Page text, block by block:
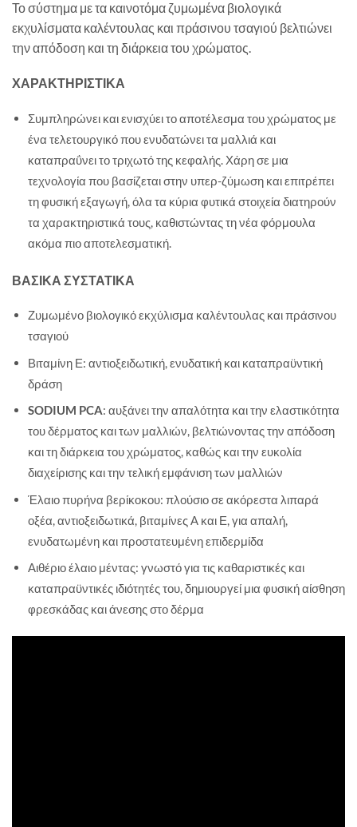
Το σύστημα με τα καινοτόμα ζυμωμένα βιολογικά
εκχυλίσματα καλέντουλας και πράσινου τσαγιού βελτιώνει
την απόδοση και τη διάρκεια του χρώματος.
ΧΑΡΑΚΤΗΡΙΣΤΙΚΑ
Συμπληρώνει και ενισχύει το αποτέλεσμα του χρώματος με
ένα τελετουργικό που ενυδατώνει τα μαλλιά και
καταπραΰνει το τριχωτό της κεφαλής. Χάρη σε μια
τεχνολογία που βασίζεται στην υπερ-ζύμωση και επιτρέπει
τη φυσική εξαγωγή, όλα τα κύρια φυτικά στοιχεία διατηρούν
τα χαρακτηριστικά τους, καθιστώντας τη νέα φόρμουλα
ακόμα πιο αποτελεσματική.
ΒΑΣΙΚΑ ΣΥΣΤΑΤΙΚΑ
Ζυμωμένο βιολογικό εκχύλισμα καλέντουλας και πράσινου
τσαγιού
Βιταμίνη Ε: αντιοξειδωτική, ενυδατική και καταπραϋντική
δράση
SODIUM PCA: αυξάνει την απαλότητα και την ελαστικότητα
του δέρματος και των μαλλιών, βελτιώνοντας την απόδοση
και τη διάρκεια του χρώματος, καθώς και την ευκολία
διαχείρισης και την τελική εμφάνιση των μαλλιών
Έλαιο πυρήνα βερίκοκου: πλούσιο σε ακόρεστα λιπαρά
οξέα, αντιοξειδωτικά, βιταμίνες Α και Ε, για απαλή,
ενυδατωμένη και προστατευμένη επιδερμίδα
Αιθέριο έλαιο μέντας: γνωστό για τις καθαριστικές και
καταπραϋντικές ιδιότητές του, δημιουργεί μια φυσική αίσθηση
φρεσκάδας και άνεσης στο δέρμα